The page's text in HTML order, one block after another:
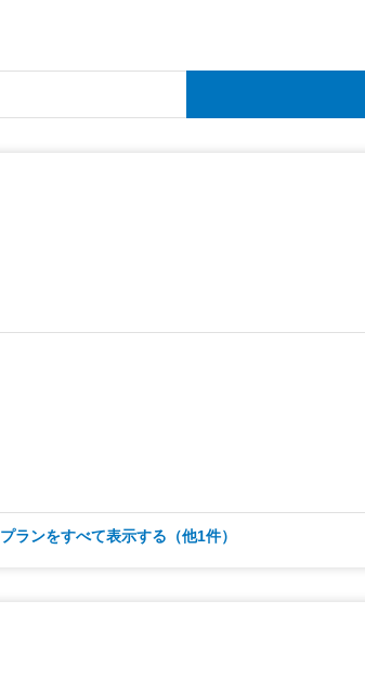
プランをすべて表示する（他1件）